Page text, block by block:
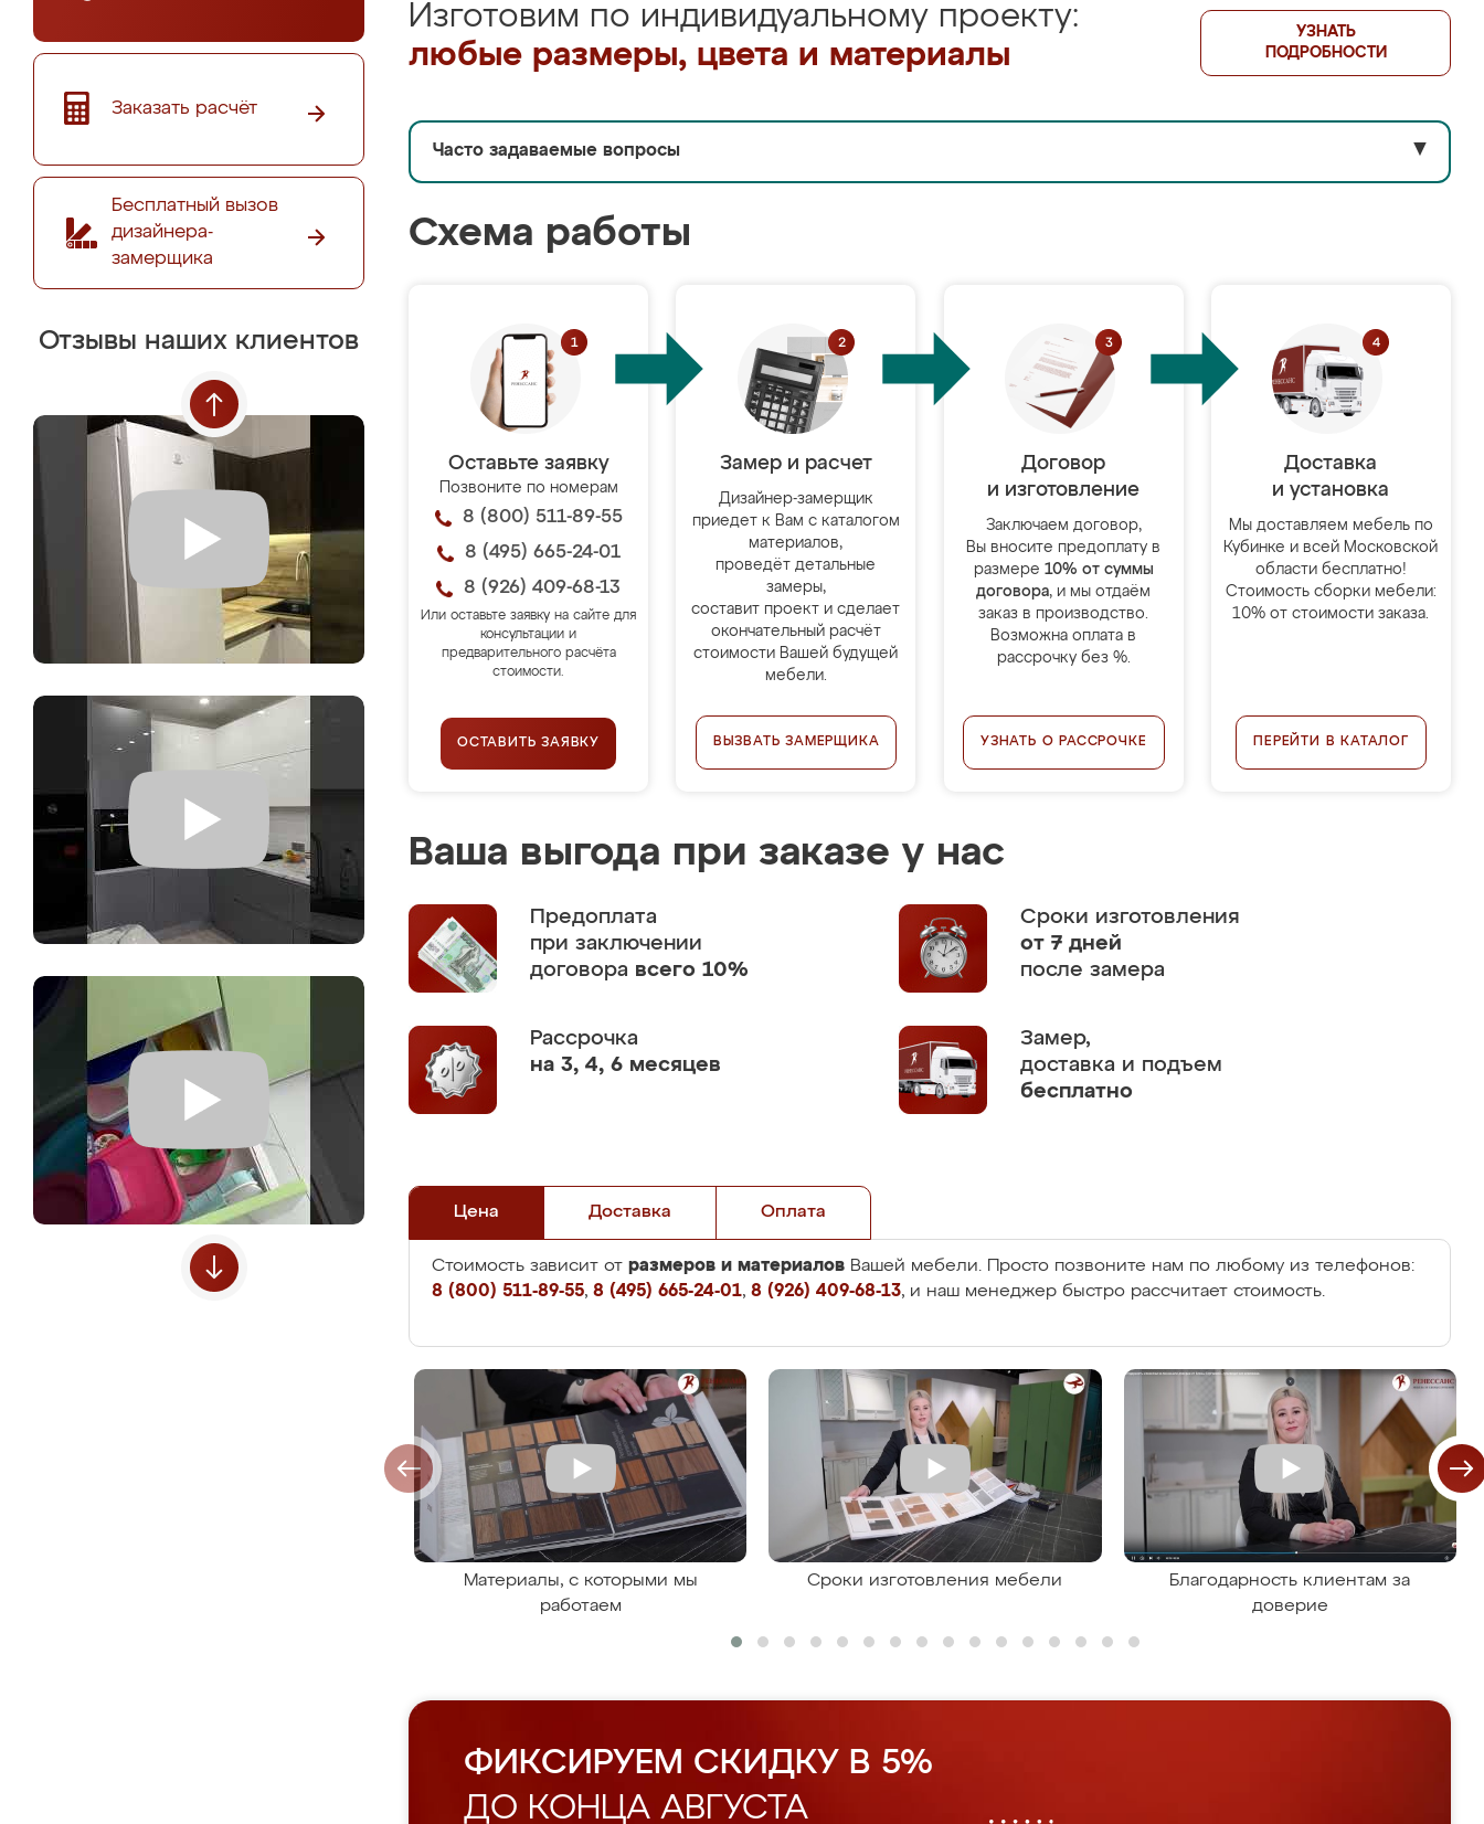
Заказать расчёт
Бесплатный вызов
дизайнера-
замерщика
Отзывы наших клиентов
Изготовим по индивидуальному проекту:
любые размеры, цвета и материалы
УЗНАТЬ
ПОДРОБНОСТИ
Часто задаваемые вопросы ▼
Схема работы
Оставьте заявку
Позвоните по номерам
8 (800) 511-89-55
8 (495) 665-24-01
8 (926) 409-68-13
Или оставьте заявку на сайте для
консультации и
предварительного расчёта
стоимости.
ОСТАВИТЬ ЗАЯВКУ
Замер и расчет
Дизайнер-замерщик
приедет к Вам с каталогом
материалов,
проведёт детальные
замеры,
составит проект и сделает
окончательный расчёт
стоимости Вашей будущей
мебели.
ВЫЗВАТЬ ЗАМЕРЩИКА
Договор
и изготовление
Заключаем договор,
Вы вносите предоплату в
размере 10% от суммы
договора, и мы отдаём
заказ в производство.
Возможна оплата в
рассрочку без %.
УЗНАТЬ О РАССРОЧКЕ
Доставка
и установка
Мы доставляем мебель по
Кубинке и всей Московской
области бесплатно!
Стоимость сборки мебели:
10% от стоимости заказа.
ПЕРЕЙТИ В КАТАЛОГ
Ваша выгода при заказе у нас
Предоплата
при заключении
договора всего 10%
Сроки изготовления
от 7 дней
после замера
Рассрочка
на 3, 4, 6 месяцев
Замер,
доставка и подъем
бесплатно
Цена Доставка Оплата
Стоимость зависит от размеров и материалов Вашей мебели. Просто позвоните нам по любому из телефонов:
8 (800) 511-89-55, 8 (495) 665-24-01, 8 (926) 409-68-13, и наш менеджер быстро рассчитает стоимость.
Материалы, с которыми мы
работаем
Сроки изготовления мебели
Благодарность клиентам за
доверие
ФИКСИРУЕМ СКИДКУ В 5%
ДО КОНЦА АВГУСТА